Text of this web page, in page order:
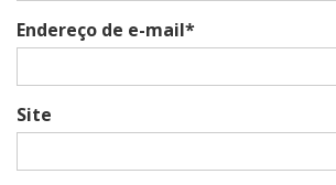
Endereço de e-mail*
Site